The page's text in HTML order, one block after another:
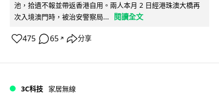
池，拾遺不報並帶返香港自用。兩人本月 2 日經港珠澳大橋再
次入境澳門時，被治安警察局...
閱讀全文
475 65 ↗ 分享
3C科技 家居無線